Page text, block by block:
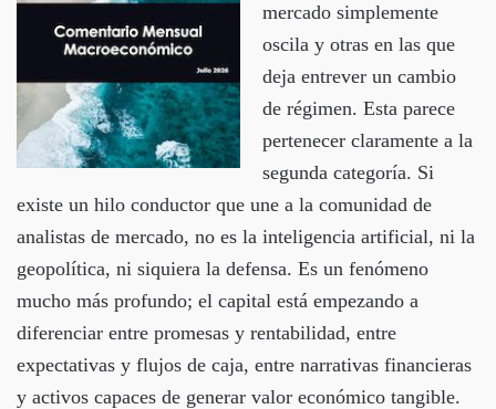
mercado simplemente
oscila y otras en las que
deja entrever un cambio
de régimen. Esta parece
pertenecer claramente a la
segunda categoría. Si
existe un hilo conductor que une a la comunidad de
analistas de mercado, no es la inteligencia artificial, ni la
geopolítica, ni siquiera la defensa. Es un fenómeno
mucho más profundo; el capital está empezando a
diferenciar entre promesas y rentabilidad, entre
expectativas y flujos de caja, entre narrativas financieras
y activos capaces de generar valor económico tangible.